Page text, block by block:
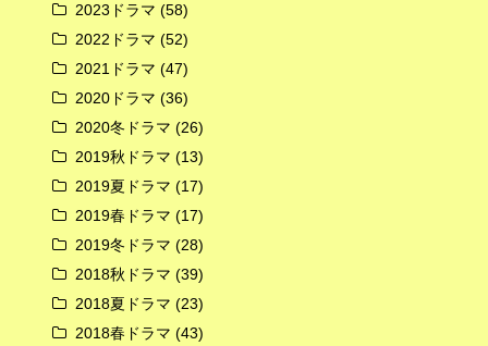
2023ドラマ (58)
2022ドラマ (52)
2021ドラマ (47)
2020ドラマ (36)
2020冬ドラマ (26)
2019秋ドラマ (13)
2019夏ドラマ (17)
2019春ドラマ (17)
2019冬ドラマ (28)
2018秋ドラマ (39)
2018夏ドラマ (23)
2018春ドラマ (43)